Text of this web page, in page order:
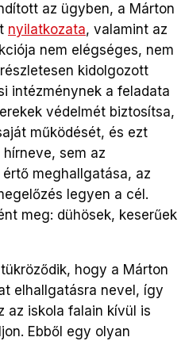
az ügyben, a Márton
nyilatkozata, valamint az
nem elégséges, nem
kidolgozott
intézménynek a feladata
védelmét biztosítsa,
működését, és ezt
sem az
meghallgatása, az
legyen a cél.
meg: dühösek, keserűek
hogy a Márton
elhallgatásra nevel, így
az iskola falain kívül is
Ebből egy olyan